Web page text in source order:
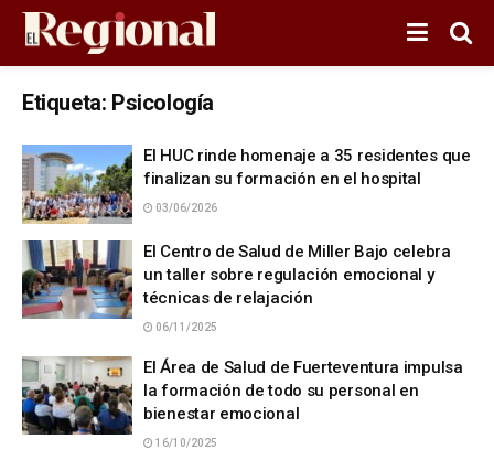
Etiqueta: Psicología
El HUC rinde homenaje a 35 residentes que
finalizan su formación en el hospital
03/06/2026
El Centro de Salud de Miller Bajo celebra
un taller sobre regulación emocional y
técnicas de relajación
06/11/2025
El Área de Salud de Fuerteventura impulsa
la formación de todo su personal en
bienestar emocional
16/10/2025